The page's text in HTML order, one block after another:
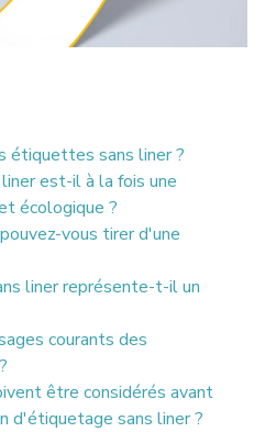
étiquettes sans liner ?
est-il à la fois une
écologique ?
vous tirer d'une
liner représente-t-il un
courants des
être considérés avant
d'étiquetage sans liner ?